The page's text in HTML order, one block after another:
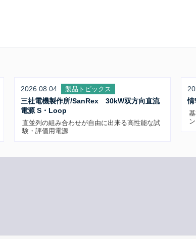
2026.08.04 製品トピックス
三社電機製作所/SanRex 30kW双方向直流
電源 S・Loop
直並列の組み合わせが自由に出来る高性能な試
験・評価用電源
情